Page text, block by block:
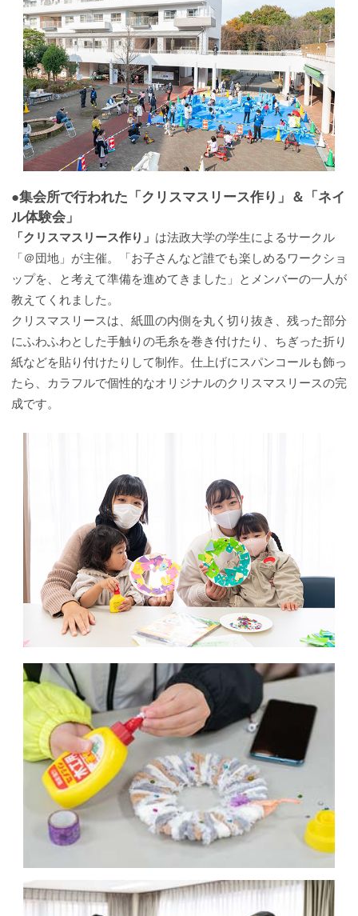
●集会所で行われた「クリスマスリース作り」＆「ネイ
ル体験会」
「クリスマスリース作り」 は法政大学の学生によるサークル
「＠団地」が主催。「お子さんなど誰でも楽しめるワークショ
ップを、と考えて準備を進めてきました」とメンバーの一人が
教えてくれました。
クリスマスリースは、紙皿の内側を丸く切り抜き、残った部分
にふわふわとした手触りの毛糸を巻き付けたり、ちぎった折り
紙などを貼り付けたりして制作。仕上げにスパンコールも飾っ
たら、カラフルで個性的なオリジナルのクリスマスリースの完
成です。